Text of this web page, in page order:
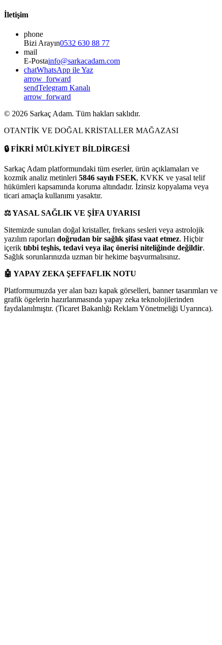
İletişim
phone
Bizi Arayın0532 630 88 77
mail
E-Postainfo@sarkacadam.com
chatWhatsApp ile Yaz
arrow_forward
sendTelegram Kanalı
arrow_forward
© 2026 Sarkaç Adam. Tüm hakları saklıdır.
OTANTİK VE DOĞAL KRİSTALLER MAĞAZASI
🔒FİKRİ MÜLKİYET BİLDİRGESİ
Sarkaç Adam platformundaki tüm eserler, ürün açıklamaları ve
kozmik analiz metinleri 5846 sayılı FSEK, KVKK ve yasal telif
hükümleri kapsamında koruma altındadır. İzinsiz kopyalama veya
ticari amaçla kullanımı yasaktır.
⚖️YASAL SAĞLIK VE ŞİFA UYARISI
Sitemizde sunulan doğal kristaller, frekans sesleri veya astrolojik
yazılım raporları doğrudan bir sağlık şifası vaat etmez. Hiçbir
içerik tıbbi teşhis, tedavi veya ilaç önerisi niteliğinde değildir.
Sağlık sorunlarınızda uzman bir hekime başvurmalısınız.
🤖 YAPAY ZEKA ŞEFFAFLIK NOTU
Platformumuzda yer alan bazı kapak görselleri, banner tasarımları ve
grafik ögelerin hazırlanmasında yapay zeka teknolojilerinden
faydalanılmıştır. (Ticaret Bakanlığı Reklam Yönetmeliği Uyarınca).